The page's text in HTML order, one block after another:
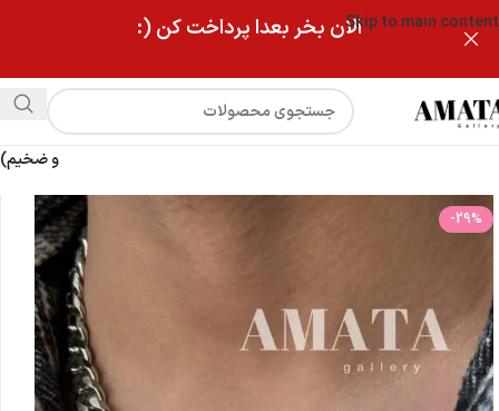
Skip to main contentالان بخر بعدا پرداخت کن (:
فروشگاه
گردنبند کارتیر تراش دار مردانه (استیل سه بعدی فوق العاده سنگین
و ضخیم)
-29%